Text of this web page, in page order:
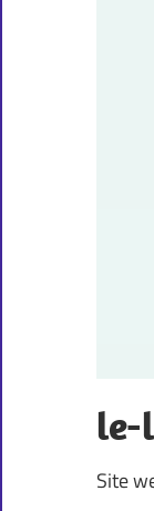
le-
Site